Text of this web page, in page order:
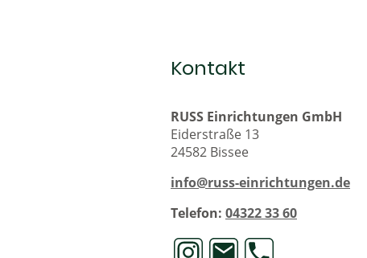
Kontakt
RUSS Einrichtungen GmbH
Eiderstraße 13
24582 Bissee
info@russ-einrichtungen.de
Telefon: 04322 33 60